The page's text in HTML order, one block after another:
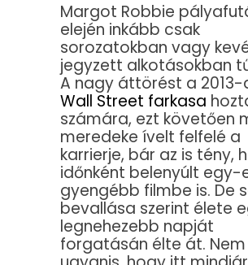
Margot Robbie
elején inkább csak
sorozatokban vagy
jegyzett alkotásokban
A nagy áttörést a 2013-
Wall Street farkasa
számára, ezt követően
meredeke ívelt felfelé a
karrierje, bár az is tény,
időnként belenyúlt egy-
gyengébb filmbe is. De
bevallása szerint élete
legnehezebb napját
forgatásán élte át.